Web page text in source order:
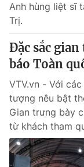
Phim VTV
Hậu trường
Nhân vật
Khán giả
Giải sao mai
Giải trí
Điện ảnh
Âm nhạc
Sao
Đời sống
Du lịch
Làm đẹp
Chất lượng cuộc
Giáo dục
Tuyển sinh
Học trực tuyến
Công nghệ
Hitech Công
Giao lưu trực
Anh hùng liệt sĩ
Trị.
Đặc sắc
báo Toàn
VTV.vn - Với
tượng nêu bật
Gian trưng bày
từ khách tham